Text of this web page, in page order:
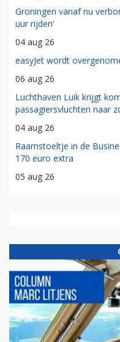
Groningen vanaf nu
uur rijden'
04 aug 26
easyJet wordt
06 aug 26
Luchthaven Luik krijgt
passagiersvluchten naar
04 aug 26
Raamstoeltje in de
170 euro extra
05 aug 26